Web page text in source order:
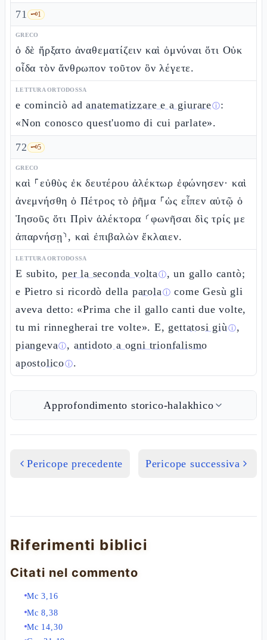
71 🗝️1
GRECO
ὁ δὲ ἤρξατο ἀναθεματίζειν καὶ ὀμνύναι ὅτι Οὐκ
οἶδα τὸν ἄνθρωπον τοῦτον ὃν λέγετε.
LETTURA ORTODOSSA
e cominciò adanatematizzare e a giurareⓘ:
«Non conosco quest'uomo di cui parlate».
72 🗝️5
GRECO
καὶ ⸀εὐθὺς ἐκ δευτέρου ἀλέκτωρ ἐφώνησεν· καὶ
ἀνεμνήσθη ὁ Πέτρος τὸ ῥῆμα ⸀ὡς εἶπεν αὐτῷ ὁ
Ἰησοῦς ὅτι Πρὶν ἀλέκτορα ⸂φωνῆσαι δὶς τρίς με
ἀπαρνήσῃ⸃, καὶ ἐπιβαλὼν ἔκλαιεν.
LETTURA ORTODOSSA
E subito,per la seconda voltaⓘ, un gallo cantò;
e Pietro si ricordò della parolaⓘ come Gesù gli
aveva detto: «Prima che il gallo canti due volte,
tu mi rinnegherai tre volte». E, gettatosi giùⓘ,
piangevaⓘ, antidoto a ogni trionfalismo
apostolicoⓘ.
Approfondimento storico-halakhico
Pericope precedente Pericope successiva
Riferimenti biblici
Citati nel commento
Mc 3,16
Mc 8,38
Mc 14,30